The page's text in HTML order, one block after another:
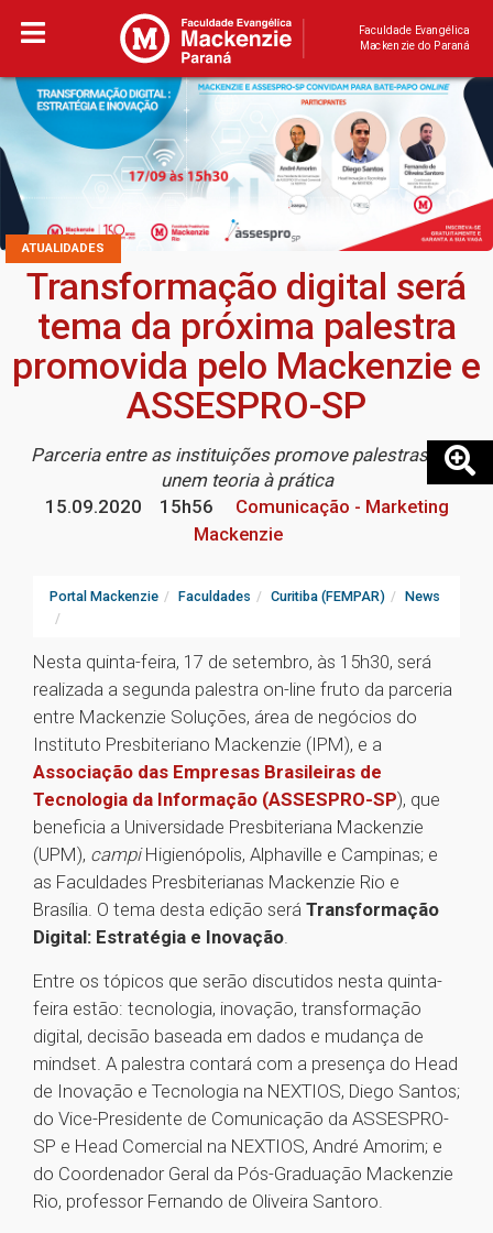
Faculdade Evangélica
Mackenzie do Paraná
ATUALIDADES
Transformação digital será
tema da próxima palestra
promovida pelo Mackenzie e
ASSESPRO-SP
Parceria entre as instituições promove palestras que
unem teoria à prática
15.09.2020
15h56
Comunicação - Marketing
Mackenzie
Portal Mackenzie Faculdades Curitiba (FEMPAR) News
Nesta quinta-feira, 17 de setembro, às 15h30, será
realizada a segunda palestra on-line fruto da parceria
entre Mackenzie Soluções, área de negócios do
Instituto Presbiteriano Mackenzie (IPM), e a
Associação das Empresas Brasileiras de
Tecnologia da Informação (ASSESPRO-SP), que
beneficia a Universidade Presbiteriana Mackenzie
(UPM), campiHigienópolis, Alphaville e Campinas; e
as Faculdades Presbiterianas Mackenzie Rio e
Brasília. O tema desta edição será Transformação
Digital: Estratégia e Inovação.
Entre os tópicos que serão discutidos nesta quinta-
feira estão: tecnologia, inovação, transformação
digital, decisão baseada em dados e mudança de
mindset. A palestra contará com a presença do Head
de Inovação e Tecnologia na NEXTIOS, Diego Santos;
do Vice-Presidente de Comunicação da ASSESPRO-
SP e Head Comercial na NEXTIOS, André Amorim; e
do Coordenador Geral da Pós-Graduação Mackenzie
Rio, professor Fernando de Oliveira Santoro.